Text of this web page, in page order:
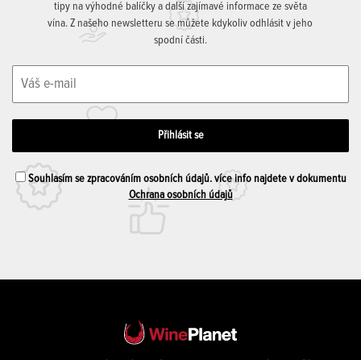
tipy na výhodné balíčky a další zajímavé informace ze světa
vína. Z našeho newsletteru se můžete kdykoliv odhlásit v jeho
spodní části.
Souhlasím se zpracováním osobních údajů. více info najdete v dokumentu
Ochrana osobních údajů